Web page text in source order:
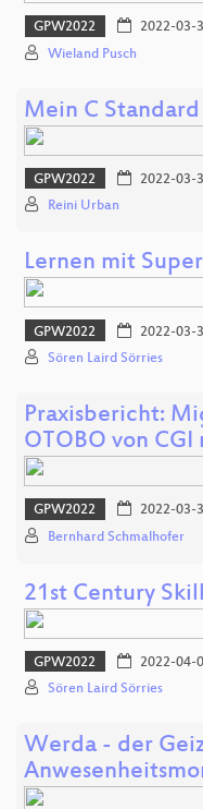
GPW2022 2022-03-
Wieland Pusch
Mein C
GPW2022 2022-03-
Reini Urban
Lernen mit
GPW2022 2022-03-
Sören Laird Sörries
Praxisbericht:
OTOBO von CGI
GPW2022 2022-03-
Bernhard Schmalhofer
21st Century
GPW2022 2022-04-
Sören Laird Sörries
Werda - der